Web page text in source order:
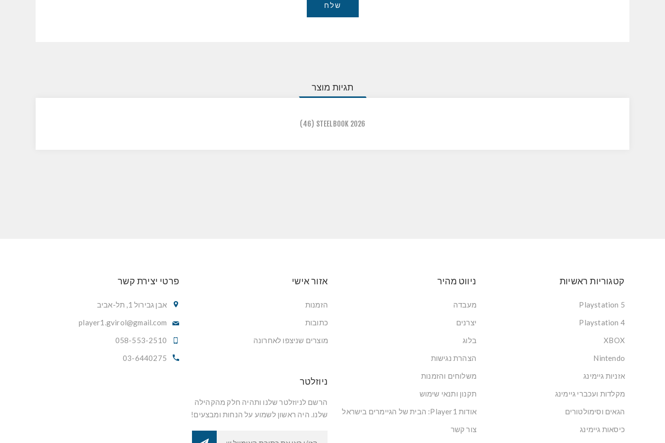
שלח
תגיות מוצר
STEELBOOK 2026
(46)
קטגוריות ראשיות
Playstation 5
Playstation 4
XBOX
Nintendo
אזניות גיימינג
מקלדות ועכברי גיימינג
הגאים וסימולטורים
כיסאות גיימינג
ניווט מהיר
מעבדה
יצרנים
בלוג
הצהרת נגישות
משלוחים והזמנות
תקנון ותנאי שימוש
אודות Player1: הבית של הגיימרים בישראל
צור קשר
אזור אישי
הזמנות
כתובות
מוצרים שניצפו לאחרונה
פרטי יצירת קשר
אבן גבירול 1, תל-אביב
player1.gvirol@gmail.com
058-553-2510
03-6440275
ניוזלטר
הרשם לניוזלטר שלנו ותהיה חלק מהקהילה
שלנו. היה ראשון לשמוע על הנחות ומבצעים!